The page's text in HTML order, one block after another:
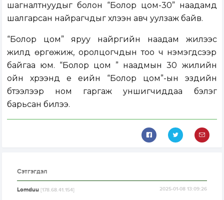
шагналтнуудыг болон “Болор цом-30” наадамд
шалгарсан найрагчдыг хүлээн авч уулзаж байв.
“Болор цом” яруу найргийн наадам жилээс
жилд өргөжиж, оролцогчдын тоо ч нэмэгдсээр
байгаа юм. “Болор цом ” наадмын 30 жилийн
ойн хүрээнд үе үеийн “Болор цом”-ын эздийн
бүтээлээр ном гаргаж уншигчиддаа бэлэг
барьсан билээ.
Сэтгэгдэл
Lomduu[178.68.41.154] 2025-01-08 13:09:26